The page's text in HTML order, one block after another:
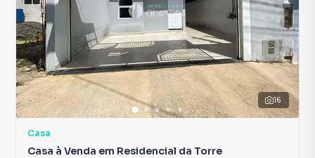
16
Casa
Casa à Venda em Residencial da Torre